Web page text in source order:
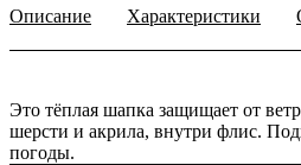
Описание Характеристики
Это тёплая шапка защищает от
шерсти и акрила, внутри флис.
погоды.